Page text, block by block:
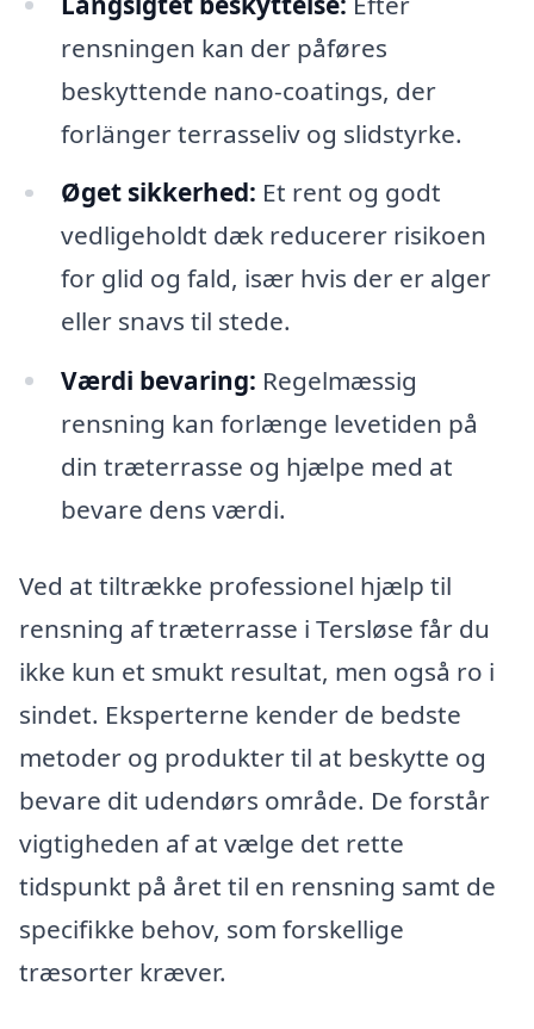
rensningen kan der påføres
beskyttende nano-coatings, der
forlänger terrasseliv og slidstyrke.
Øget sikkerhed: Et rent og godt
vedligeholdt dæk reducerer risikoen
for glid og fald, især hvis der er alger
eller snavs til stede.
Værdi bevaring: Regelmæssig
rensning kan forlænge levetiden på
din træterrasse og hjælpe med at
bevare dens værdi.
Ved at tiltrække professionel hjælp til
rensning af træterrasse i Tersløse får du
ikke kun et smukt resultat, men også ro i
sindet. Eksperterne kender de bedste
metoder og produkter til at beskytte og
bevare dit udendørs område. De forstår
vigtigheden af at vælge det rette
tidspunkt på året til en rensning samt de
specifikke behov, som forskellige
træsorter kræver.